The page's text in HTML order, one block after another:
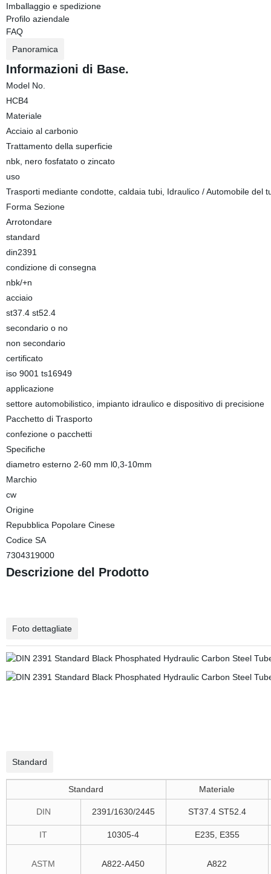
Imballaggio e spedizione
Profilo aziendale
FAQ
Panoramica
Informazioni di Base.
Model No.
HCB4
Materiale
Acciaio al carbonio
Trattamento della superficie
nbk, nero fosfatato o zincato
uso
Trasporti mediante condotte, caldaia tubi, Idraulico / Automobile del
Forma Sezione
Arrotondare
standard
din2391
condizione di consegna
nbk/+n
acciaio
st37.4 st52.4
secondario o no
non secondario
certificato
iso 9001 ts16949
applicazione
settore automobilistico, impianto idraulico e dispositivo di precisione
Pacchetto di Trasporto
confezione o pacchetti
Specifiche
diametro esterno 2-60 mm l0,3-10mm
Marchio
cw
Origine
Repubblica Popolare Cinese
Codice SA
7304319000
Descrizione del Prodotto
Foto dettagliate
Standard
Standard Materiale
DIN 2391/1630/2445 ST37.4 ST52.4
IT 10305-4 E235, E355
ASTM A822-A450 A822